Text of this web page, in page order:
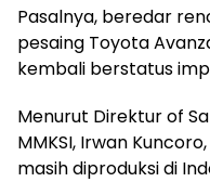
Pasalnya, beredar
pesaing Toyota
kembali berstatus
Menurut Direktur of
MMKSI, Irwan
masih diproduksi di